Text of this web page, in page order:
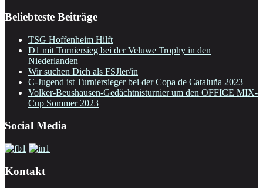
Beliebteste Beiträge
TSG Hoffenheim Hilft
D1 mit Turniersieg bei der Veluwe Trophy in den
Niederlanden
Wir suchen Dich als FSJler/in
C-Jugend ist Turniersieger bei der Copa de Cataluña 2023
Volker-Beushausen-Gedächtnisturnier um den OFFICE MIX-
Cup Sommer 2023
Social Media
Kontakt